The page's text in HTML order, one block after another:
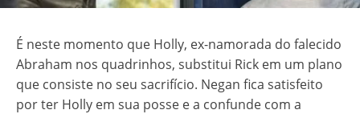
É neste momento que Holly, ex-namorada do falecido
Abraham nos quadrinhos, substitui Rick em um plano
que consiste no seu sacrifício. Negan fica satisfeito
por ter Holly em sua posse e a confunde com a